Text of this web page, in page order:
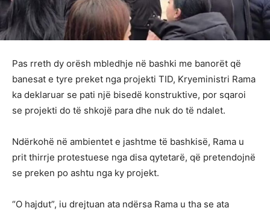
Pas rreth dy orësh mbledhje në bashki me banorët që
banesat e tyre preket nga projekti TID, Kryeministri Rama
ka deklaruar se pati një bisedë konstruktive, por sqaroi
se projekti do të shkojë para dhe nuk do të ndalet.
Ndërkohë në ambientet e jashtme të bashkisë, Rama u
prit thirrje protestuese nga disa qytetarë, që pretendojnë
se preken po ashtu nga ky projekt.
“O hajdut”, iu drejtuan ata ndërsa Rama u tha se ata